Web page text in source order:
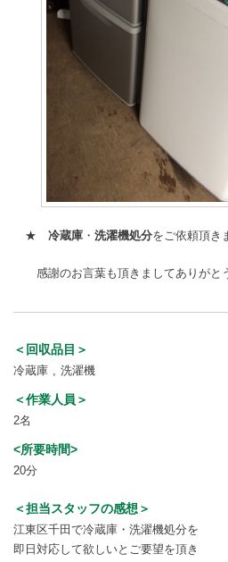
★ 冷蔵庫 ・ 洗濯機処分をご依頼頂き
感謝のお言葉も頂きましてありがとう
＜回収品目＞
冷蔵庫 洗濯機
＜作業人員＞
2名
<所要時間>
20分
＜担当スタッフの感想＞
江東区千田で冷蔵庫・洗濯機処分を
即日対応して欲しいとご要望を頂き